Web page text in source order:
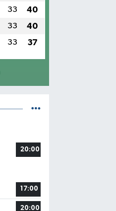
33 40
33 40
33 37
20:00
17:00
20:00